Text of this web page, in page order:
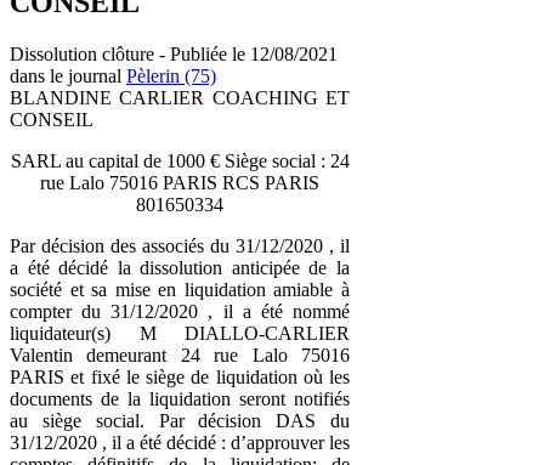
Dissolution clôture - Publiée le 12/08/2021
dans le journal Pèlerin (75)
BLANDINE CARLIER COACHING ET
CONSEIL
SARL au capital de 1000 € Siège social : 24
rue Lalo 75016 PARIS RCS PARIS
801650334
Par décision des associés du 31/12/2020 , il
a été décidé la dissolution anticipée de la
société et sa mise en liquidation amiable à
compter du 31/12/2020 , il a été nommé
liquidateur(s) M DIALLO-CARLIER
Valentin demeurant 24 rue Lalo 75016
PARIS et fixé le siège de liquidation où les
documents de la liquidation seront notifiés
au siège social. Par décision DAS du
31/12/2020 , il a été décidé : d’approuver les